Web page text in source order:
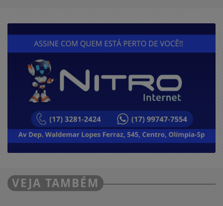
VEJA TAMBÉM